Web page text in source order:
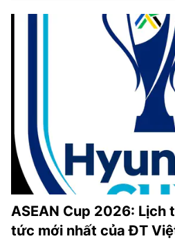
ASEAN Cup 2026: Lịch
tức mới nhất của ĐT